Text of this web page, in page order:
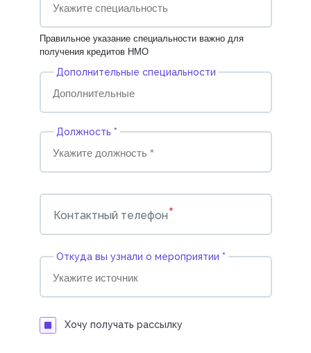
Правильное указание специальности важно для
получения кредитов НМО
Дополнительные специальности
Должность *
Контактный телефон*
Откуда вы узнали о мероприятии *
Хочу получать рассылку